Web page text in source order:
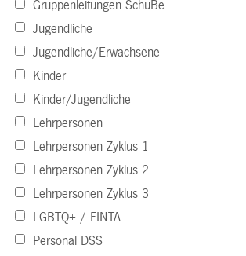
Gruppenleitungen SchuBe
Jugendliche
Jugendliche/Erwachsene
Kinder
Kinder/Jugendliche
Lehrpersonen
Lehrpersonen Zyklus 1
Lehrpersonen Zyklus 2
Lehrpersonen Zyklus 3
LGBTQ+ / FINTA
Personal DSS